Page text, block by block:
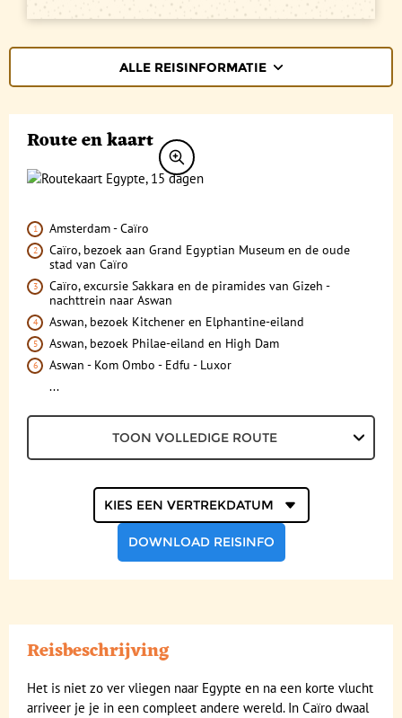
ALLE REISINFORMATIE
VERTREKDATA/PRIJS
REVIEWS
Accommodatie
Vliegreis
Vervoer
Bij de reis inbegrepen
Reisdocumenten
Maaltijden
Gezondheid
Klimaat en geografie
Reisbegeleiding en gidsen
FAQ
FOTO'S EN VIDEO
REIS BOEKEN
Route en kaart
Amsterdam - Caïro
Caïro, bezoek aan Grand Egyptian Museum en de oude
stad van Caïro
Caïro, excursie Sakkara en de piramides van Gizeh -
nachttrein naar Aswan
Aswan, bezoek Kitchener en Elphantine-eiland
Aswan, bezoek Philae-eiland en High Dam
Aswan - Kom Ombo - Edfu - Luxor
...
TOON VOLLEDIGE ROUTE
vertrekdatum
DOWNLOAD REISINFO
Reisbeschrijving
Het is niet zo ver vliegen naar Egypte en na een korte vlucht
arriveer je je in een compleet andere wereld. In Caïro dwaal